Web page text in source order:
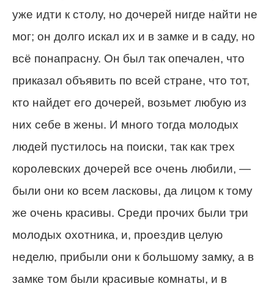
уже идти к столу, но дочерей нигде найти не
мог; он долго искал их и в замке и в саду, но
всё понапрасну. Он был так опечален, что
приказал объявить по всей стране, что тот,
кто найдет его дочерей, возьмет любую из
них себе в жены. И много тогда молодых
людей пустилось на поиски, так как трех
королевских дочерей все очень любили, —
были они ко всем ласковы, да лицом к тому
же очень красивы. Среди прочих были три
молодых охотника, и, проездив целую
неделю, прибыли они к большому замку, а в
замке том были красивые комнаты, и в